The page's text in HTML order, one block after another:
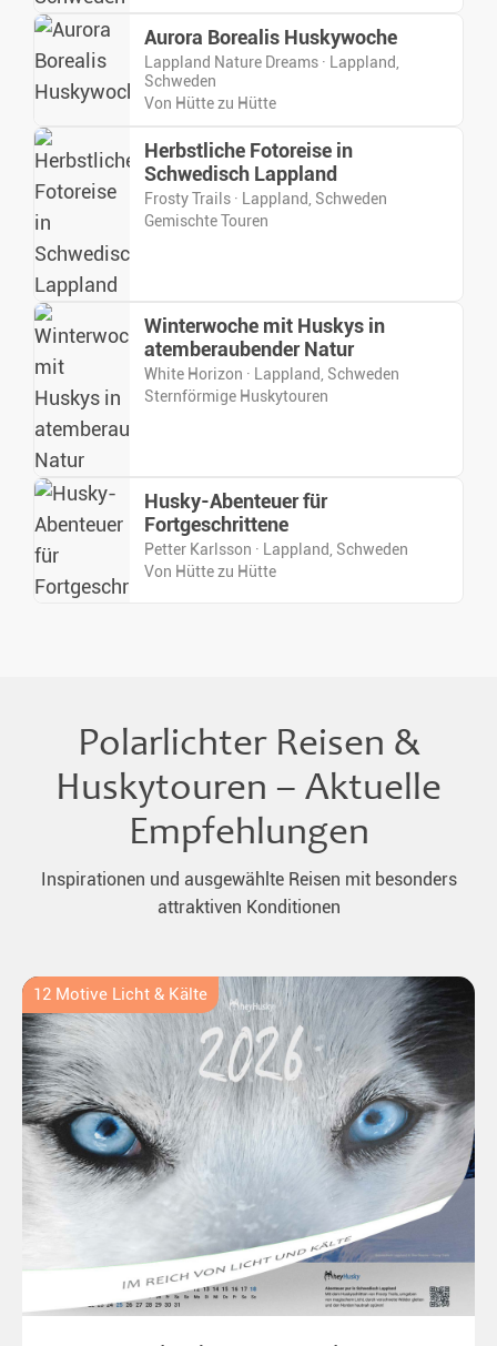
Aurora Borealis Huskywoche
Lappland Nature Dreams · Lappland,
Schweden
Von Hütte zu Hütte
Herbstliche Fotoreise in
Schwedisch Lappland
Frosty Trails · Lappland, Schweden
Gemischte Touren
Winterwoche mit Huskys in
atemberaubender Natur
White Horizon · Lappland, Schweden
Sternförmige Huskytouren
Husky-Abenteuer für
Fortgeschrittene
Petter Karlsson · Lappland, Schweden
Von Hütte zu Hütte
Polarlichter Reisen &
Huskytouren – Aktuelle
Empfehlungen
Inspirationen und ausgewählte Reisen mit besonders
attraktiven Konditionen
12 Motive Licht & Kälte